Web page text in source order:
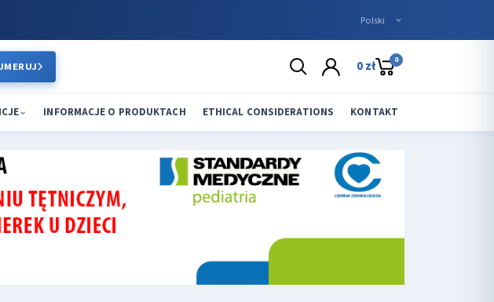
0 zł 0
INFORMACJE O PRODUKTACH ETHICAL CONSIDERATIONS KONTAKT